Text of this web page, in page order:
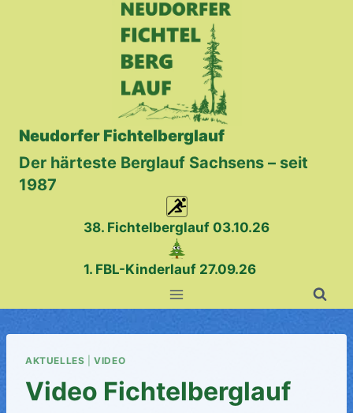
Neudorfer Fichtelberglauf
Der härteste Berglauf Sachsens – seit
1987
38. Fichtelberglauf 03.10.26
1. FBL-Kinderlauf 27.09.26
AKTUELLES |VIDEO
Video Fichtelberglauf